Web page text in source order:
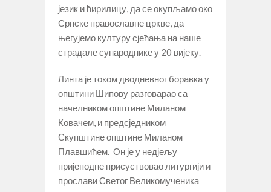
језик и ћирилицу, да се окупљамо око
Српске православне цркве, да
његујемо културу сјећања на наше
страдале сународнике у 20 вијеку.
Линта је током дводневног боравка у
општини Шипову разговарао са
начелником општине Миланом
Ковачем, и предсједником
Скупштине општине Миланом
Плавшићем. Он је у недјељу
пријеподне присуствовао литургији и
прослави Светог Великомученика